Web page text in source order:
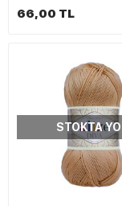
66,00 TL
STOKTA